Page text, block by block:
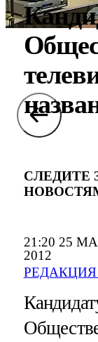
21:20 25
2012
СЛЕДИТЕ